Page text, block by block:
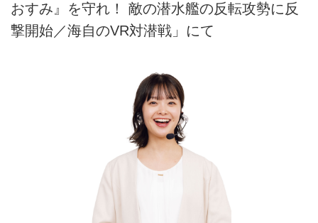
おすみ』を守れ！ 敵の潜水艦の反転攻勢に反
撃開始／海自のVR対潜戦」にて